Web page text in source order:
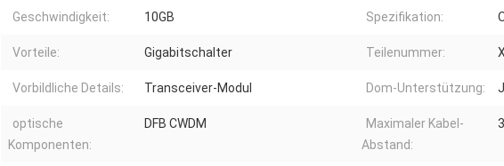
Geschwindigkeit: 10GB Spezifikation:
Vorteile: Gigabitschalter Teilenummer:
Vorbildliche Details: Transceiver-Modul Dom-Unterstützung:
optische
Komponenten:
DFB CWDM
Maximaler Kabel-
Abstand: